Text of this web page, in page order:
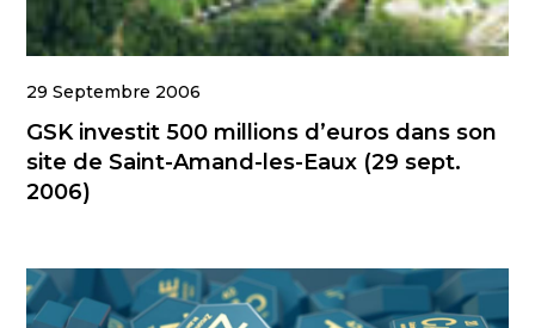
29 Septembre 2006
GSK investit 500 millions d’euros dans son
site de Saint-Amand-les-Eaux (29 sept.
2006)